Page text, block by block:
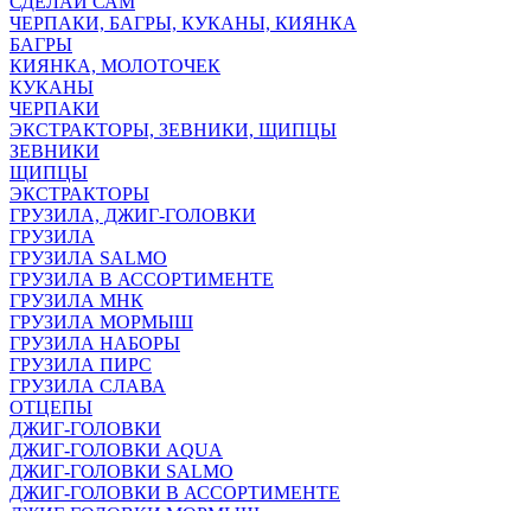
ЧЕРПАКИ, БАГРЫ, КУКАНЫ, КИЯНКА
БАГРЫ
КИЯНКА, МОЛОТОЧЕК
КУКАНЫ
ЧЕРПАКИ
ЭКСТРАКТОРЫ, ЗЕВНИКИ, ЩИПЦЫ
ЗЕВНИКИ
ЩИПЦЫ
ЭКСТРАКТОРЫ
ГРУЗИЛА, ДЖИГ-ГОЛОВКИ
ГРУЗИЛА
ГРУЗИЛА SALMO
ГРУЗИЛА В АССОРТИМЕНТЕ
ГРУЗИЛА МНК
ГРУЗИЛА МОРМЫШ
ГРУЗИЛА НАБОРЫ
ГРУЗИЛА ПИРС
ГРУЗИЛА СЛАВА
ОТЦЕПЫ
ДЖИГ-ГОЛОВКИ
ДЖИГ-ГОЛОВКИ AQUA
ДЖИГ-ГОЛОВКИ SALMO
ДЖИГ-ГОЛОВКИ В АССОРТИМЕНТЕ